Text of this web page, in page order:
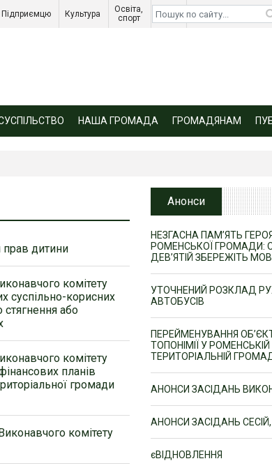
Підприємцю Культура
Освіта,
спорт
Діти
війни
НАША ГРОМАДА ГРОМАДЯНАМ
прав дитини
комітету
суспільно-корисних
або
комітету
планів
громади
комітету
Анонси
НЕЗГАСНА ПАМ’ЯТЬ
РОМЕНСЬКОЇ ГРОМАДИ:
ДЕВ’ЯТІЙ ЗБЕРЕЖІТЬ
УТОЧНЕНИЙ РОЗКЛАД
АВТОБУСІВ
ПЕРЕЙМЕНУВАННЯ
ТОПОНІМІЇ У РОМЕНСЬКІЙ
ТЕРИТОРІАЛЬНІЙ
АНОНСИ ЗАСІДАНЬ
АНОНСИ ЗАСІДАНЬ СЕСІЙ,
єВІДНОВЛЕННЯ